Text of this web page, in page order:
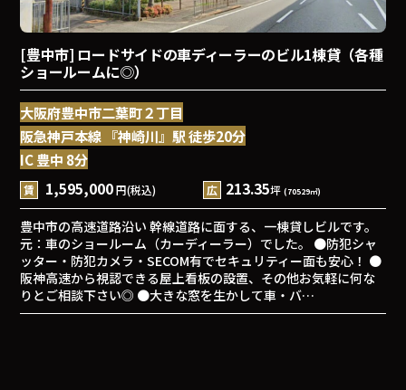
[豊中市] ロードサイドの車ディーラーのビル1棟貸（各種
ショールームに◎）
大阪府豊中市二葉町２丁目
阪急神戸本線 『神崎川』駅 徒歩20分
IC 豊中 8分
賃 1,595,000円(税込) 広 213.35坪 (70529㎡)
豊中市の高速道路沿い 幹線道路に面する、一棟貸しビルです。
元：車のショールーム（カーディーラー）でした。 ●防犯シャ
ッター・防犯カメラ・SECOM有でセキュリティー面も安心！ ●
阪神高速から視認できる屋上看板の設置、その他お気軽に何な
りとご相談下さい◎ ●大きな窓を生かして車・バ…